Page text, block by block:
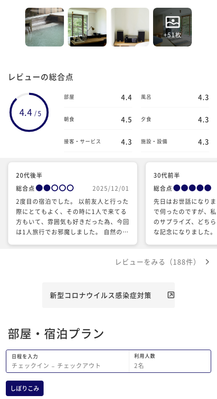
+51枚
レビューの総合点
4.4 / 5
部屋 4.4 風呂 4.3
朝食 4.5 夕食 4.3
接客・サービス 4.3 施設・設備 4.3
20代後半
総合点
2025/12/01
2度目の宿泊でした。 以前友人と行った
際にとてもよく、その時に1人で来てる
方もいて、雰囲気も好きだった為、今回
は1人旅行でお邪魔しました。 自然の中
だからか、今忙しいという風にレストラ
かけられたこと、出されたスイーツを食
げられそうになったことが早く帰れと催
促されているようで、とても悲しくなり
ました。 こんなことくらいまぁいいか
と普段なら思うのですが、あまりにもチ
リに積もって嫌な気分になりました。
30代前半
総合点
先日はお世話になり
で伺ったのですが、
のサプライズ、どち
な記念になりました
アイスキャンディは
ただきたかった事、
レビューをみる（188件）
新型コロナウイルス感染症対策
部屋・宿泊プラン
日程を入力
チェックイン − チェックアウト
利用人数
2名
しぼりこみ